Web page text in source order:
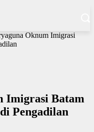
Oknum Imigrasi
Imigrasi Batam
Pengadilan